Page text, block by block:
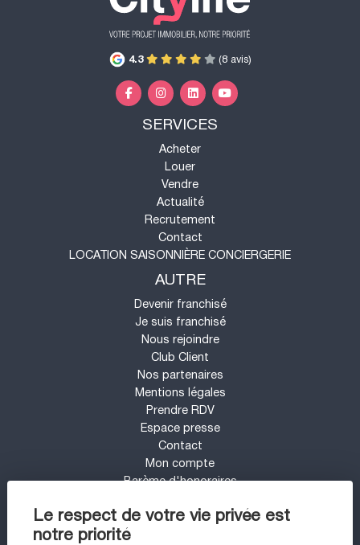
Le respect de votre vie privée est
notre priorité
4.3 (8 avis)
SERVICES
Acheter
Louer
Vendre
Actualité
Recrutement
Contact
LOCATION SAISONNIÈRE CONCIERGERIE
AUTRE
Devenir franchisé
Je suis franchisé
Nous rejoindre
Club Client
Nos partenaires
Mentions légales
Prendre RDV
Espace presse
Contact
Mon compte
Barème d'honoraires
UN PROJET IMMOBILIER SUR LE SECTEUR
DE ARCACHON ?